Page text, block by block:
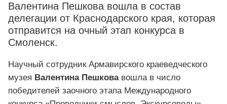
Валентина Пешкова вошла в состав
делегации от Краснодарского края, которая
отправится на очный этап конкурса в
Смоленск.
Научный сотрудник Армавирского краеведческого
музея Валентина Пешковавошла в число
победителей заочного этапа Международного